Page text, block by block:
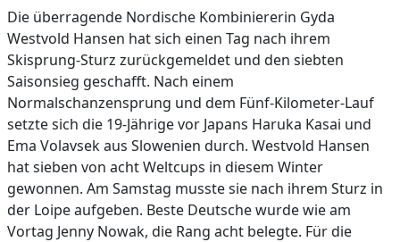
Die überragende Nordische Kombiniererin Gyda
Westvold Hansen hat sich einen Tag nach ihrem
Skisprung-Sturz zurückgemeldet und den siebten
Saisonsieg geschafft. Nach einem
Normalschanzensprung und dem Fünf-Kilometer-Lauf
setzte sich die 19-Jährige vor Japans Haruka Kasai und
Ema Volavsek aus Slowenien durch. Westvold Hansen
hat sieben von acht Weltcups in diesem Winter
gewonnen. Am Samstag musste sie nach ihrem Sturz in
der Loipe aufgeben. Beste Deutsche wurde wie am
Vortag Jenny Nowak, die Rang acht belegte. Für die